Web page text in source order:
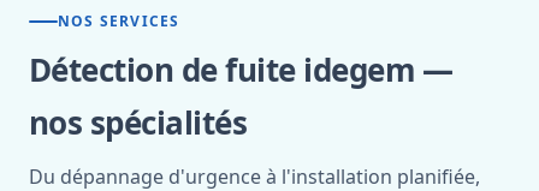
NOS SERVICES
Détection de fuite idegem —
nos spécialités
Du dépannage d'urgence à l'installation planifiée,